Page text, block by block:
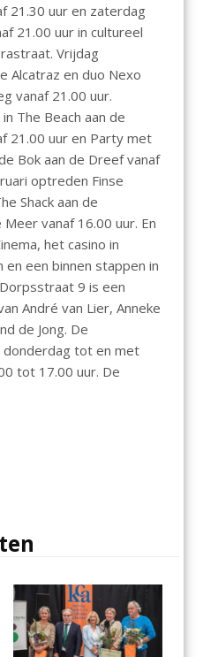
21.30 uur en zaterdag
21.00 uur in cultureel
Vrijdag
Alcatraz en duo Nexo
vanaf 21.00 uur.
The Beach aan de
21.00 uur en Party met
Bok aan de Dreef vanaf
optreden Finse
Shack aan de
vanaf 16.00 uur. En
het casino in
en een binnen stappen in
9 is een
André van Lier, Anneke
de Jong. De
tot en met
tot 17.00 uur. De